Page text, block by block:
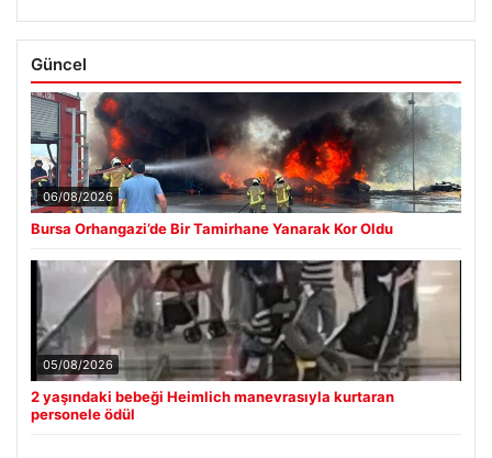
Güncel
06/08/2026
Bursa Orhangazi’de Bir Tamirhane Yanarak Kor Oldu
05/08/2026
2 yaşındaki bebeği Heimlich manevrasıyla kurtaran
personele ödül